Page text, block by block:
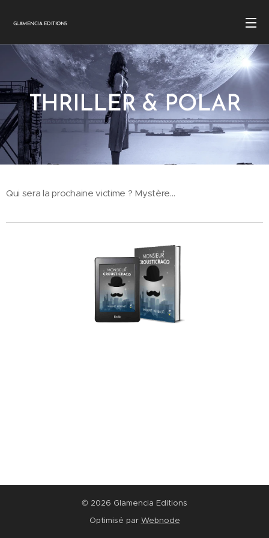
GLAMENCIA EDITIONS
THRILLER & POLAR
Qui sera la prochaine victime ? Mystère...
© 2026 Glamencia Editions
Optimisé par Webnode